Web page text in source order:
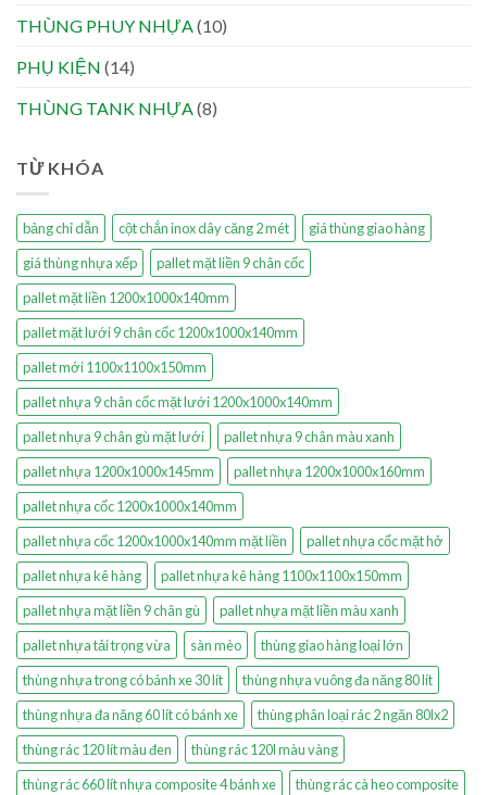
THÙNG PHUY NHỰA (10)
PHỤ KIỆN (14)
THÙNG TANK NHỰA (8)
TỪ KHÓA
bảng chỉ dẫn cột chắn inox dây căng 2 mét
giá thùng giao hàng
giá thùng nhựa xếp
pallet mặt liền 9 chân cốc
pallet mặt liền 1200x1000x140mm
pallet mặt lưới 9 chân cốc 1200x1000x140mm
pallet mới 1100x1100x150mm
pallet nhựa 9 chân cốc mặt lưới 1200x1000x140mm
pallet nhựa 9 chân gù mặt lưới
pallet nhựa 9 chân màu xanh
pallet nhựa 1200x1000x145mm
pallet nhựa 1200x1000x160mm
pallet nhựa cốc 1200x1000x140mm
pallet nhựa cốc 1200x1000x140mm mặt liền
pallet nhựa cốc mặt hở
pallet nhựa kê hàng
pallet nhựa kê hàng 1100x1100x150mm
pallet nhựa mặt liền 9 chân gù
pallet nhựa mặt liền màu xanh
pallet nhựa tải trọng vừa
sàn mèo
thùng giao hàng loại lớn
thùng nhựa trong có bánh xe 30 lít
thùng nhựa vuông đa năng 80 lít
thùng nhựa đa năng 60 lít có bánh xe
thùng phân loại rác 2 ngăn 80lx2
thùng rác 120 lít màu đen
thùng rác 120l màu vàng
thùng rác 660 lít nhựa composite 4 bánh xe
thùng rác cà heo composite